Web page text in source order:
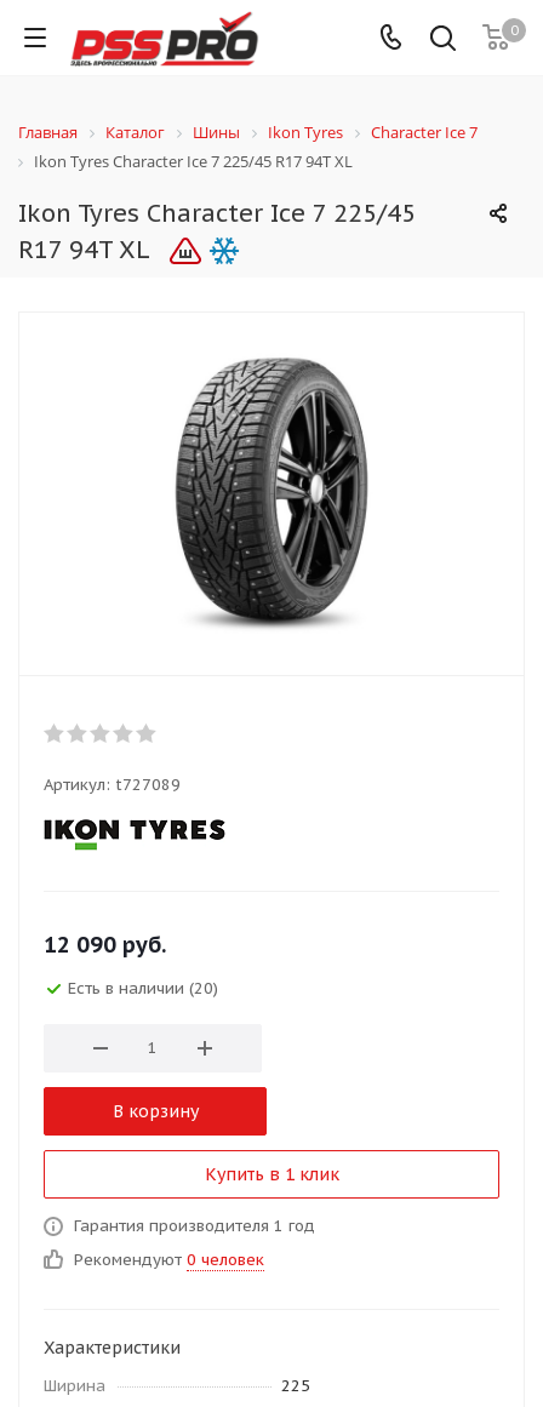
0
Главная Каталог Шины Ikon Tyres
Character Ice 7
Ikon Tyres Character Ice 7 225/45 R17 94T XL
Ikon Tyres Character Ice 7 225/45
R17 94T XL
Артикул: t727089
12 090 руб.
Есть в наличии (20)
В корзину
Купить в 1 клик
Гарантия производителя 1 год
Рекомендуют 0 человек
Характеристики
Ширина
225